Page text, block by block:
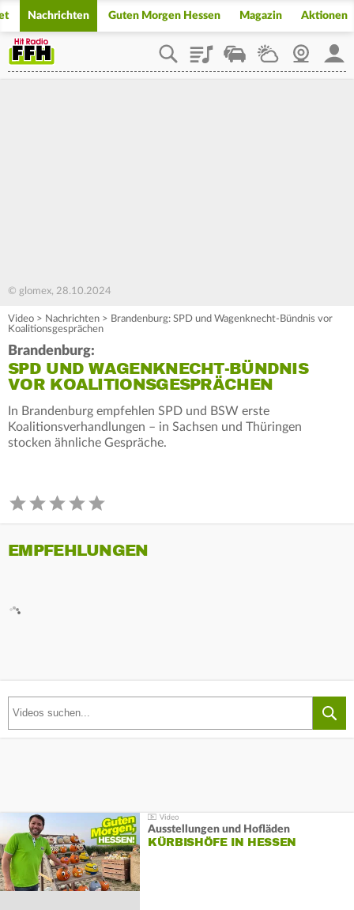
Nachrichten Guten Morgen Hessen Magazin Aktionen
PlaylistStaupilotWetterWebcam
© glomex, 28.10.2024
Video > Nachrichten > Brandenburg: SPD und Wagenknecht-Bündnis vor
Koalitionsgesprächen
Brandenburg:
SPD UND WAGENKNECHT-BÜNDNIS
VOR KOALITIONSGESPRÄCHEN
In Brandenburg empfehlen SPD und BSW erste
Koalitionsverhandlungen – in Sachsen und Thüringen
stocken ähnliche Gespräche.
EMPFEHLUNGEN
Ausstellungen und Hofläden
KÜRBISHÖFE IN HESSEN